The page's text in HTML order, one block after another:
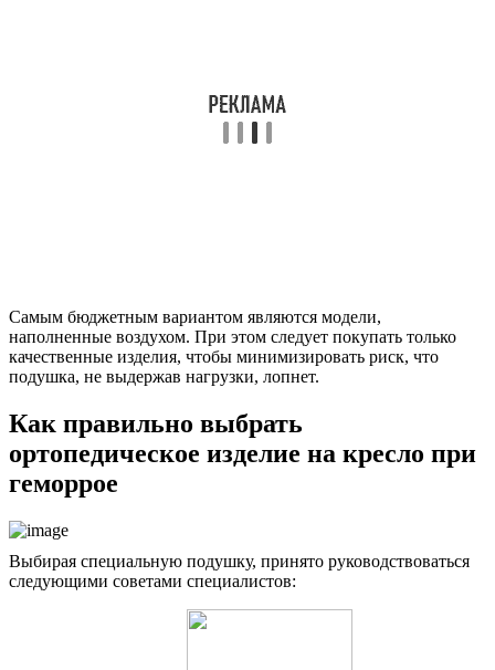
Самым бюджетным вариантом являются модели,
наполненные воздухом. При этом следует покупать только
качественные изделия, чтобы минимизировать риск, что
подушка, не выдержав нагрузки, лопнет.
Как правильно выбрать
ортопедическое изделие на кресло при
геморрое
Выбирая специальную подушку, принято руководствоваться
следующими советами специалистов: